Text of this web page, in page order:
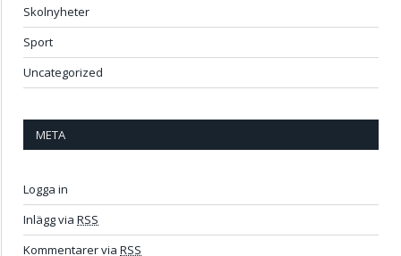
Skolnyheter
Sport
Uncategorized
META
Logga in
Inlägg via RSS
Kommentarer via RSS